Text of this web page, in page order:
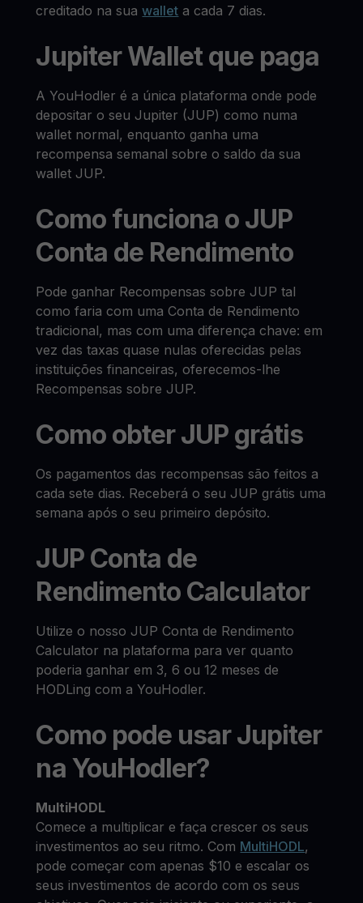
creditado na suawallet a cada 7 dias.
Jupiter Wallet que paga
A YouHodler é a única plataforma onde pode
depositar o seu Jupiter (JUP) como numa
wallet normal, enquanto ganha uma
recompensa semanal sobre o saldo da sua
wallet JUP.
Como funciona o JUP
Conta de Rendimento
Pode ganhar Recompensas sobre JUP tal
como faria com uma Conta de Rendimento
tradicional, mas com uma diferença chave: em
vez das taxas quase nulas oferecidas pelas
instituições financeiras, oferecemos-lhe
Recompensas sobre JUP.
Como obter JUP grátis
Os pagamentos das recompensas são feitos a
cada sete dias. Receberá o seu JUP grátis uma
semana após o seu primeiro depósito.
JUP Conta de
Rendimento Calculator
Utilize o nosso JUP Conta de Rendimento
Calculator na plataforma para ver quanto
poderia ganhar em 3, 6 ou 12 meses de
HODLing com a YouHodler.
Como pode usar Jupiter
na YouHodler?
MultiHODL
Comece a multiplicar e faça crescer os seus
investimentos ao seu ritmo. Com MultiHODL,
pode começar com apenas $10 e escalar os
seus investimentos de acordo com os seus